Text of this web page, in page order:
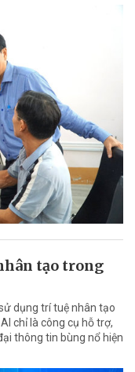
tạo trong
dụng trí tuệ nhân tạo
chỉ là công cụ hỗ trợ,
thông tin bùng nổ hiện